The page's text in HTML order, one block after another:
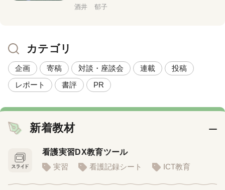
酒井 郁子
カテゴリ
企画 寄稿 対談・座談会 連載
投稿
レポート
書評 PR
新着教材
看護実習DX教育ツール
実習
看護記録シート ICT教育